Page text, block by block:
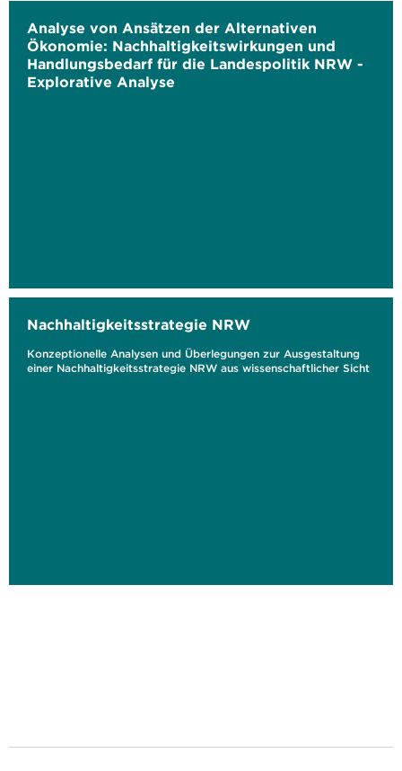
Analyse von Ansätzen der Alternativen
Ökonomie: Nachhaltigkeitswirkungen und
Handlungsbedarf für die Landespolitik NRW -
Explorative Analyse
Nachhaltigkeitsstrategie NRW
Konzeptionelle Analysen und Überlegungen zur Ausgestaltung
einer Nachhaltigkeitsstrategie NRW aus wissenschaftlicher Sicht